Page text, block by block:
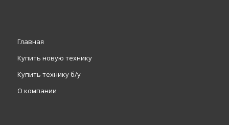
Главная
Купить новую технику
Купить технику б/у
О компании